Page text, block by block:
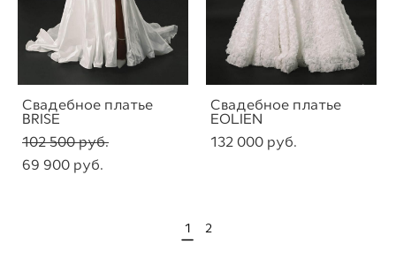
Свадебное платье
BRISE
102 500 pуб.
69 900 pуб.
Свадебное платье
EOLIEN
132 000 pуб.
1 2